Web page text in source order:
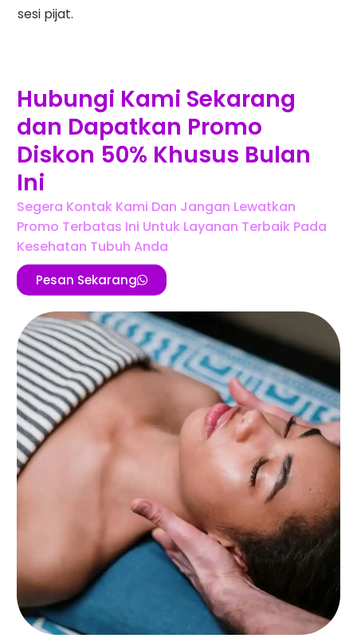
sesi pijat.
Hubungi Kami Sekarang
dan Dapatkan Promo
Diskon 50% Khusus Bulan
Ini
Segera Kontak Kami Dan Jangan Lewatkan
Promo Terbatas Ini Untuk Layanan Terbaik Pada
Kesehatan Tubuh Anda
Pesan Sekarang